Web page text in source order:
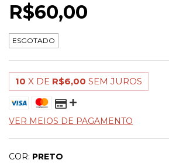
R$60,00
ESGOTADO
10 X DE R$6,00 SEM JUROS
VER MEIOS DE PAGAMENTO
COR: PRETO